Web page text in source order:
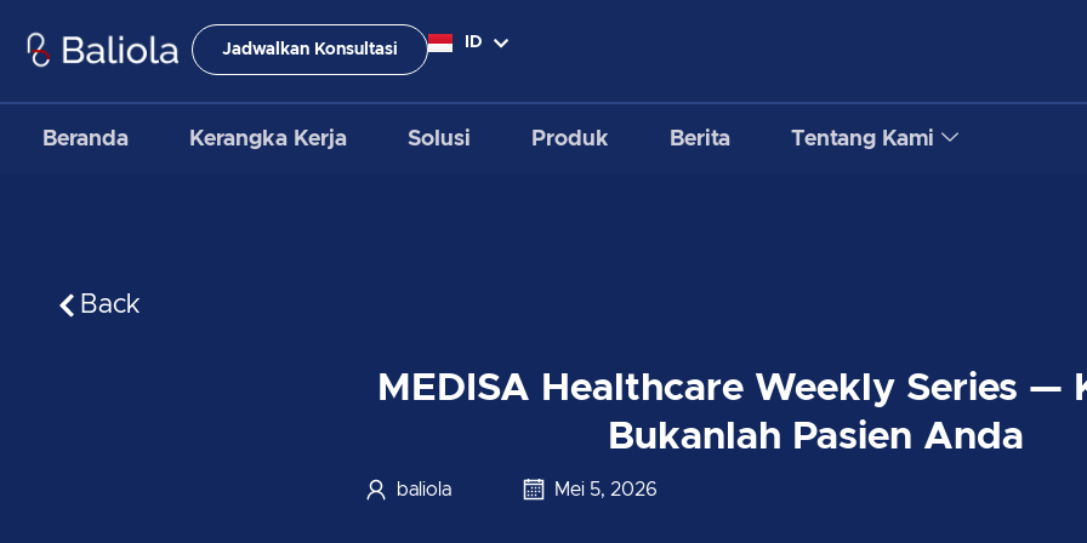
Jadwalkan Konsultasi ID
EN
Beranda Kerangka Kerja Solusi Produk Berita Tentang Kami
Back
MEDISA Healthcare Weekly Series —
Bukanlah Pasien Anda
baliola Mei 5, 2026